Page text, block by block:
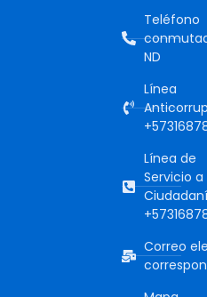
Teléfono
ND
Línea
Línea de
Servicio a
Correo